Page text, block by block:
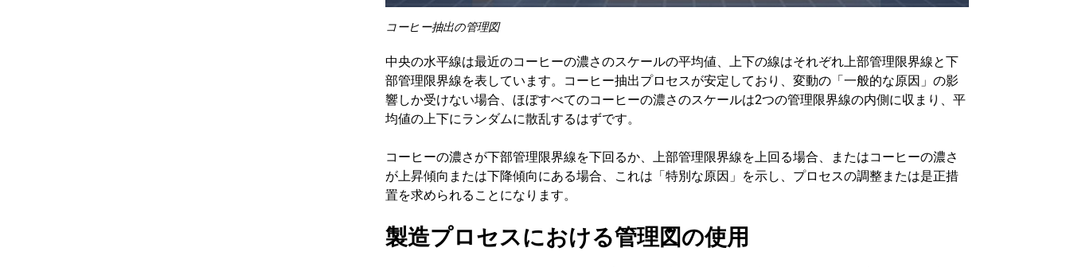
コーヒー抽出の管理図
中央の水平線は最近のコーヒーの濃さのスケールの平均値、上下の線はそれぞれ上部管理限界線と下
部管理限界線を表しています。コーヒー抽出プロセスが安定しており、変動の「一般的な原因」の影
響しか受けない場合、ほぼすべてのコーヒーの濃さのスケールは2つの管理限界線の内側に収まり、平
均値の上下にランダムに散乱するはずです。
コーヒーの濃さが下部管理限界線を下回るか、上部管理限界線を上回る場合、またはコーヒーの濃さ
が上昇傾向または下降傾向にある場合、これは「特別な原因」を示し、プロセスの調整または是正措
置を求められることになります。
製造プロセスにおける管理図の使用